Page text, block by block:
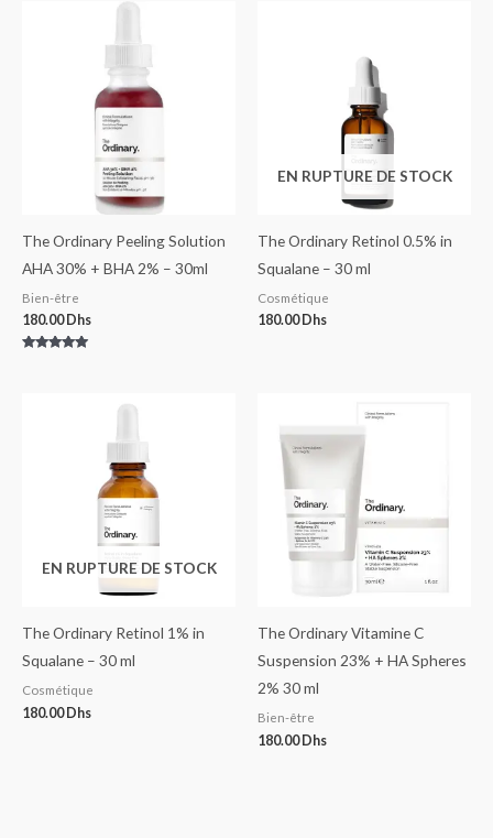
The Ordinary Peeling Solution
AHA 30% + BHA 2% – 30ml
Bien-être
180.00 Dhs
EN RUPTURE DE STOCK
The Ordinary Retinol 0.5% in
Squalane – 30 ml
Cosmétique
180.00 Dhs
EN RUPTURE DE STOCK
The Ordinary Retinol 1% in
Squalane – 30 ml
Cosmétique
180.00 Dhs
The Ordinary Vitamine C
Suspension 23% + HA Spheres
2% 30 ml
Bien-être
180.00 Dhs